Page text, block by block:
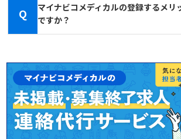
Q
マイナビコメディカルの登録するメリ
ですか？